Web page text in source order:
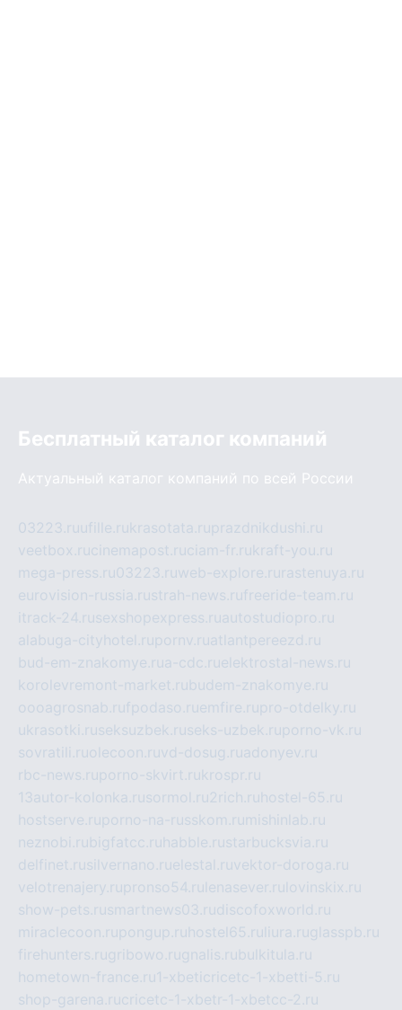
Бесплатный каталог компаний
Актуальный каталог компаний по всей России
03223.ruufille.rukrasotata.ruprazdnikdushi.ru
veetbox.rucinemapost.ruciam-fr.rukraft-you.ru
mega-press.ru03223.ruweb-explore.ru rastenuya.ru
eurovision-russia.rustrah-news.rufreeride-team.ru
itrack-24.rusexshopexpress.ruautostudiopro.ru
alabuga-cityhotel.rupornv.ruatlantpereezd.ru
bud-em-znakomye.rua-cdc.ruelektrostal-news.ru
korolevremont-market.rubudem-znakomye.ru
oooagrosnab.rufpodaso.ruemfire.rupro-otdelky.ru
ukrasotki.ruseksuzbek.ruseks-uzbek.ruporno-vk.ru
sovratili.ruolecoon.ruvd-dosug.ruadonyev.ru
rbc-news.ruporno-skvirt.rukrospr.ru
13autor-kolonka.rusormol.ru2rich.ru hostel-65.ru
hostserve.ruporno-na-russkom.ru mishinlab.ru
neznobi.rubigfatcc.ru habble.rustarbucksvia.ru
delfinet.rusilvernano.ruelestal.ruvektor-doroga.ru
velotrenajery.rupronso54.ru lenasever.ru lovinskix.ru
show-pets.rusmartnews03.rudiscofoxworld.ru
miraclecoon.rupongup.ru hostel65.ru liura.ruglasspb.ru
firehunters.rugribowo.rugnalis.rubulkitula.ru
hometown-france.ru1-xbeticricetc-1-xbetti-5.ru
shop-garena.rucricetc-1-xbetr-1-xbetcc-2.ru